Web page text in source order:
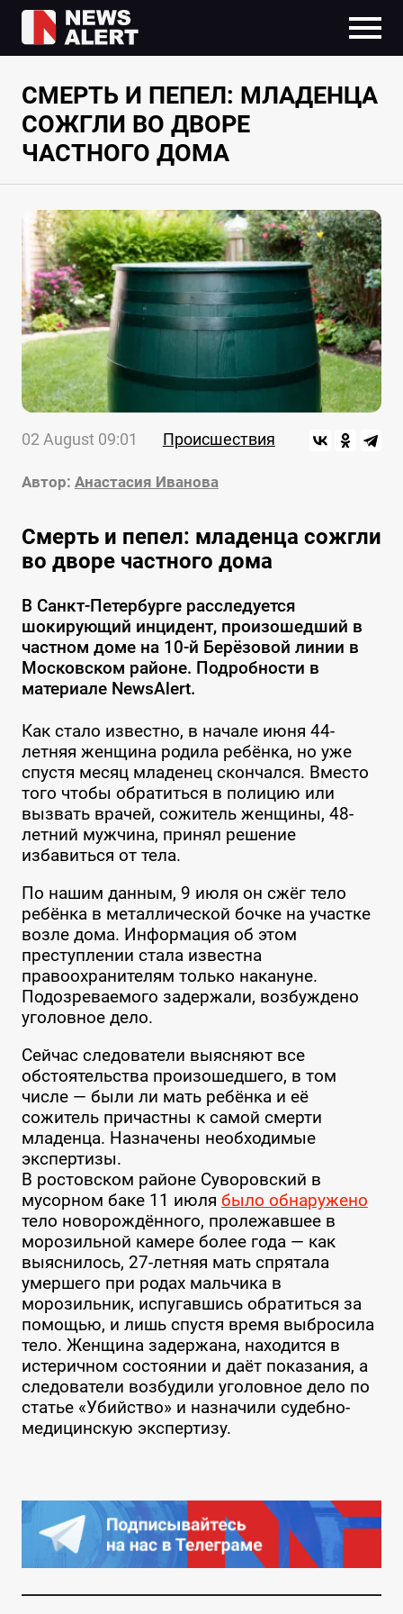
СМЕРТЬ И ПЕПЕЛ: МЛАДЕНЦА
СОЖГЛИ ВО ДВОРЕ
ЧАСТНОГО ДОМА
02 August 09:01 Происшествия
Автор: Анастасия Иванова
Смерть и пепел: младенца сожгли
во дворе частного дома
В Санкт-Петербурге расследуется
шокирующий инцидент, произошедший в
частном доме на 10-й Берёзовой линии в
Московском районе. Подробности в
материале NewsAlert.
Как стало известно, в начале июня 44-
летняя женщина родила ребёнка, но уже
спустя месяц младенец скончался. Вместо
того чтобы обратиться в полицию или
вызвать врачей, сожитель женщины, 48-
летний мужчина, принял решение
избавиться от тела.
По нашим данным, 9 июля он сжёг тело
ребёнка в металлической бочке на участке
возле дома. Информация об этом
преступлении стала известна
правоохранителям только накануне.
Подозреваемого задержали, возбуждено
уголовное дело.
Сейчас следователи выясняют все
обстоятельства произошедшего, в том
числе — были ли мать ребёнка и её
сожитель причастны к самой смерти
младенца. Назначены необходимые
экспертизы.
В ростовском районе Суворовский в
мусорном баке 11 июля было обнаружено
тело новорождённого, пролежавшее в
морозильной камере более года — как
выяснилось, 27-летняя мать спрятала
умершего при родах мальчика в
морозильник, испугавшись обратиться за
помощью, и лишь спустя время выбросила
тело. Женщина задержана, находится в
истеричном состоянии и даёт показания, а
следователи возбудили уголовное дело по
статье «Убийство» и назначили судебно-
медицинскую экспертизу.